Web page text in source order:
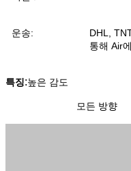
운송:
DHL,
통해 Air
특징:높은 감도
모든 방향